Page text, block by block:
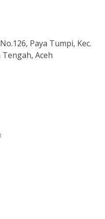
Paya Tumpi, Kec.
Aceh